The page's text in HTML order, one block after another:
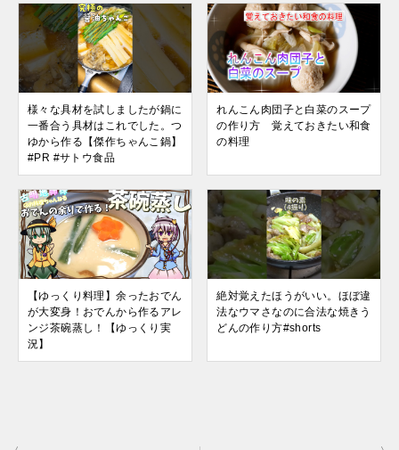
様々な具材を試しましたが鍋に
一番合う具材はこれでした。つ
ゆから作る【傑作ちゃんこ鍋】
#PR #サトウ食品
れんこん肉団子と白菜のスープ
の作り方 覚えておきたい和食
の料理
【ゆっくり料理】余ったおでん
が大変身！おでんから作るアレ
ンジ茶碗蒸し！【ゆっくり実
況】
絶対覚えたほうがいい。ほぼ違
法なウマさなのに合法な焼きう
どんの作り方#shorts